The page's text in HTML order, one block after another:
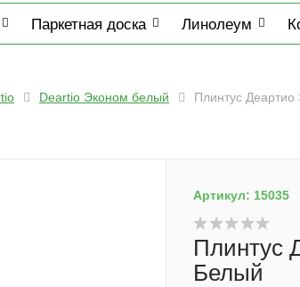
Паркетная доска Линолеум
Deartio Эконом белый Плинтус
Артикул: 15035
Плинтус
Белый